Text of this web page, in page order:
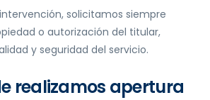
solicitamos siempre
o autorización del titular,
y seguridad del servicio.
realizamos apertura